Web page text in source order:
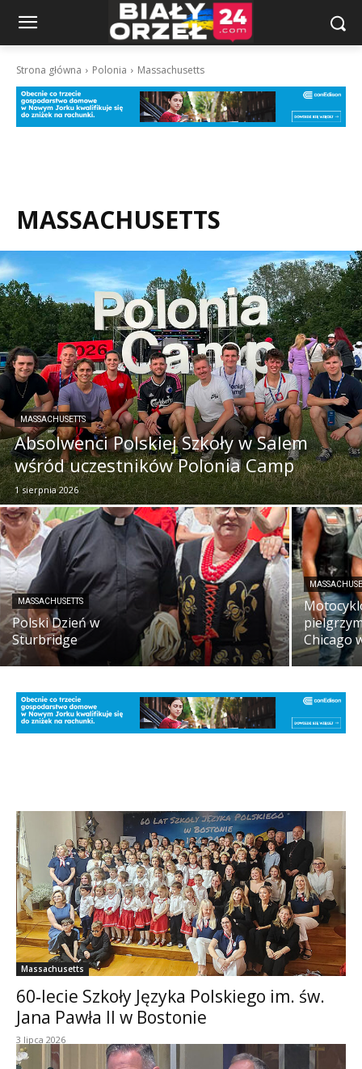
Strona główna Polonia Massachusetts
MASSACHUSETTS
MASSACHUSETTS
Absolwenci Polskiej Szkoły w Salem
wśród uczestników Polonia Camp
1 sierpnia 2026
MASSACHUSETTS
Polski Dzień w
Sturbridge
Chicago
Massachusetts
60‑lecie Szkoły Języka Polskiego im. św.
Jana Pawła II w Bostonie
3 lipca 2026